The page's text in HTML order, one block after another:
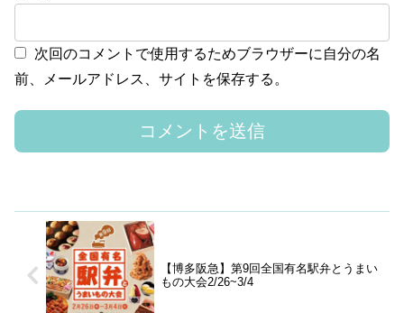
次回のコメントで使用するためブラウザーに自分の名
前、メールアドレス、サイトを保存する。
【博多阪急】第9回全国有名駅弁とうまい
もの大会2/26~3/4